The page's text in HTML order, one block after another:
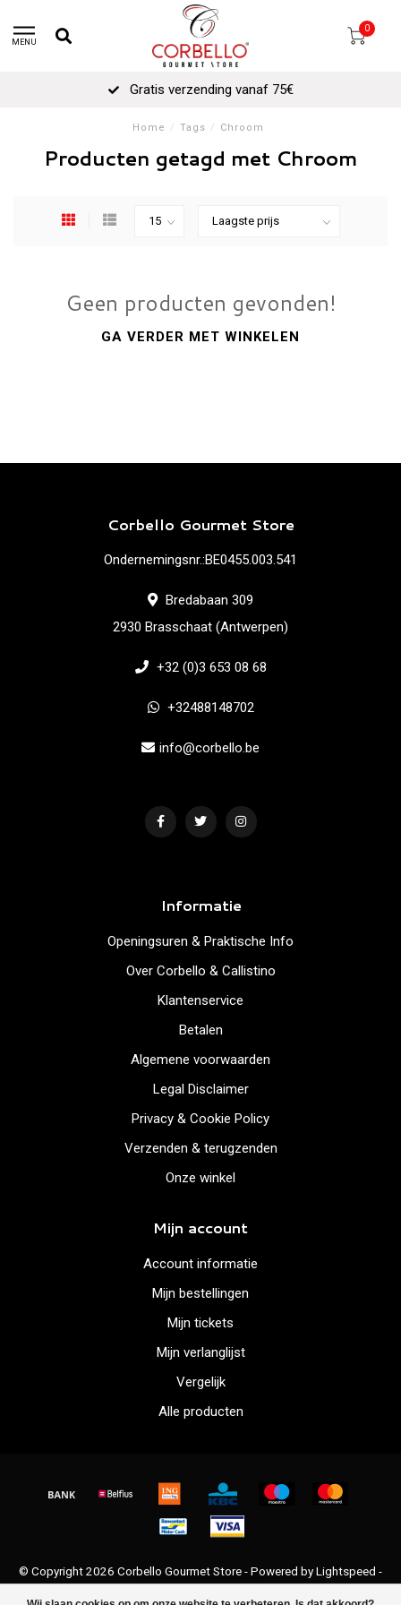
MENU
0
Gratis verzending vanaf 75€
Home / Tags / Chroom
Producten getagd met Chroom
Geen producten gevonden!
GA VERDER MET WINKELEN
Corbello Gourmet Store
Ondernemingsnr.:BE0455.003.541
Bredabaan 309
2930 Brasschaat (Antwerpen)
+32 (0)3 653 08 68
+32488148702
info@corbello.be
Informatie
Openingsuren & Praktische Info
Over Corbello & Callistino
Klantenservice
Betalen
Algemene voorwaarden
Legal Disclaimer
Privacy & Cookie Policy
Verzenden & terugzenden
Onze winkel
Mijn account
Account informatie
Mijn bestellingen
Mijn tickets
Mijn verlanglijst
Vergelijk
Alle producten
© Copyright 2026 Corbello Gourmet Store - Powered byLightspeed -
Lightspeed design by Dyvelopment